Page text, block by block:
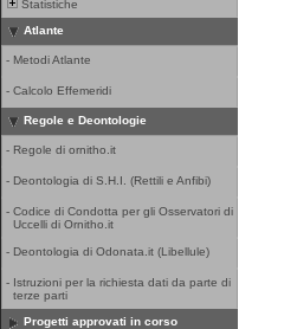
Statistiche
Atlante
- Metodi Atlante
- Calcolo Effemeridi
Regole e Deontologie
- Regole di ornitho.it
- Deontologia di S.H.I. (Rettili e Anfibi)
- Codice di Condotta per gli Osservatori di
Uccelli di Ornitho.it
- Deontologia di Odonata.it (Libellule)
- Istruzioni per la richiesta dati da parte di
terze parti
Progetti approvati in corso